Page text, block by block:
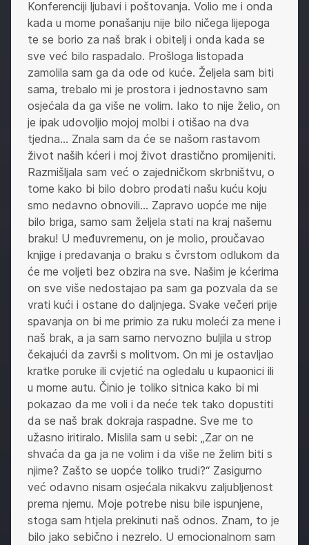
Konferenciji ljubavi i poštovanja. Volio me i onda
kada u mome ponašanju nije bilo ničega lijepoga
te se borio za naš brak i obitelj i onda kada se
sve već bilo raspadalo. Prošloga listopada
zamolila sam ga da ode od kuće. Željela sam biti
sama, trebalo mi je prostora i jednostavno sam
osjećala da ga više ne volim. Iako to nije želio, on
je ipak udovoljio mojoj molbi i otišao na dva
tjedna… Znala sam da će se našom rastavom
život naših kćeri i moj život drastično promijeniti.
Razmišljala sam već o zajedničkom skrbništvu, o
tome kako bi bilo dobro prodati našu kuću koju
smo nedavno obnovili… Zapravo uopće me nije
bilo briga, samo sam željela stati na kraj našemu
braku! U međuvremenu, on je molio, proučavao
knjige i predavanja o braku s čvrstom odlukom da
će me voljeti bez obzira na sve. Našim je kćerima
on sve više nedostajao pa sam ga pozvala da se
vrati kući i ostane do daljnjega. Svake večeri prije
spavanja on bi me primio za ruku moleći za mene i
naš brak, a ja sam samo nervozno buljila u strop
čekajući da završi s molitvom. On mi je ostavljao
kratke poruke ili cvjetić na ogledalu u kupaonici ili
u mome autu. Činio je toliko sitnica kako bi mi
pokazao da me voli i da neće tek tako dopustiti
da se naš brak dokraja raspadne. Sve me to
užasno iritiralo. Mislila sam u sebi: „Zar on ne
shvaća da ga ja ne volim i da više ne želim biti s
njime? Zašto se uopće toliko trudi?“ Zasigurno
već odavno nisam osjećala nikakvu zaljubljenost
prema njemu. Moje potrebe nisu bile ispunjene,
stoga sam htjela prekinuti naš odnos. Znam, to je
bilo jako sebično i nezrelo. U emocionalnom sam